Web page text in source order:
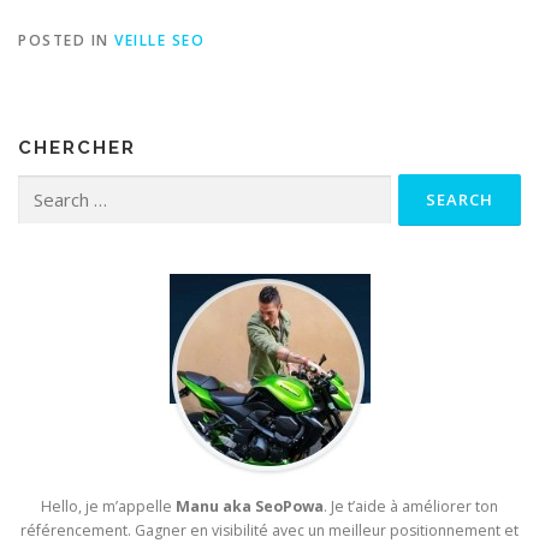
POSTED IN VEILLE SEO
CHERCHER
Hello, je m’appelle Manu aka SeoPowa. Je t’aide à améliorer ton
référencement. Gagner en visibilité avec un meilleur positionnement et